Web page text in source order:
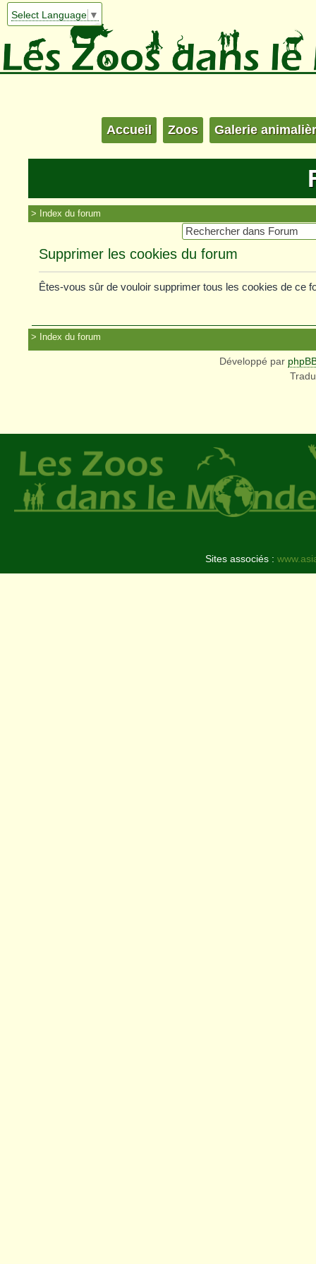
Select Language ▼
Accueil Zoos Galerie
Index du forum
Supprimer les cookies du forum
Êtes-vous sûr de vouloir supprimer tous les cookies de ce
Index du forum
Développé par
Sites associés :